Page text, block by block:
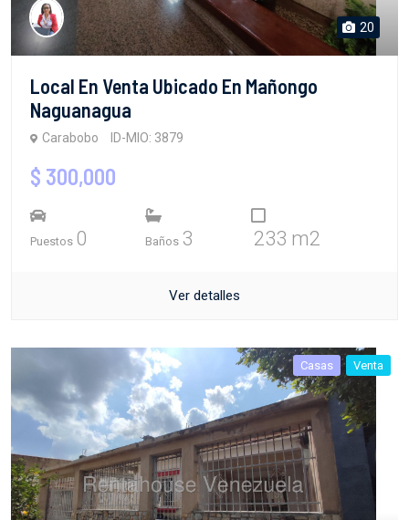
20
Local En Venta Ubicado En Mañongo
Naguanagua
Carabobo ID-MIO: 3879
$ 300,000
Puestos 0 Baños 3 233 m2
Ver detalles
Casas Venta